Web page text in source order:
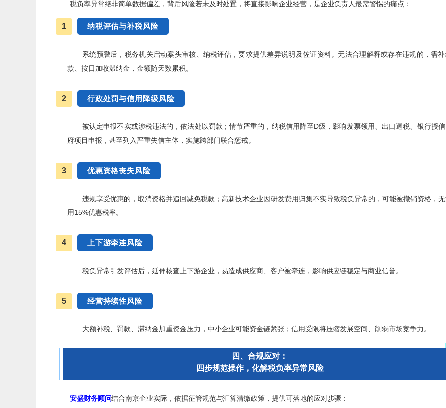
税负率异常绝非简单数据偏差，背后风险若未及时处置，将直接影响企业经营，是企业负责人最需警惕的痛点：
1 纳税评估与补税风险
系统预警后，税务机关启动案头审核、纳税评估，要求提供差异说明及佐证资料。无法合理解释或存在违规的，需
款、按日加收滞纳金，金额随天数累积。
2 行政处罚与信用降级风险
被认定申报不实或涉税违法的，依法处以罚款；情节严重的，纳税信用降至D级，影响发票领用、出口退税、银行授
府项目申报，甚至列入严重失信主体，实施跨部门联合惩戒。
3 优惠资格丧失风险
违规享受优惠的，取消资格并追回减免税款；高新技术企业因研发费用归集不实导致税负异常的，可能被撤销资格，
用15%优惠税率。
4 上下游牵连风险
税负异常引发评估后，延伸核查上下游企业，易造成供应商、客户被牵连，影响供应链稳定与商业信誉。
5 经营持续性风险
大额补税、罚款、滞纳金加重资金压力，中小企业可能资金链紧张；信用受限将压缩发展空间、削弱市场竞争力。
四、合规应对：
四步规范操作，化解税负率异常风险
安盛财务顾问结合南京企业实际，依据征管规范与汇算清缴政策，提供可落地的应对步骤：